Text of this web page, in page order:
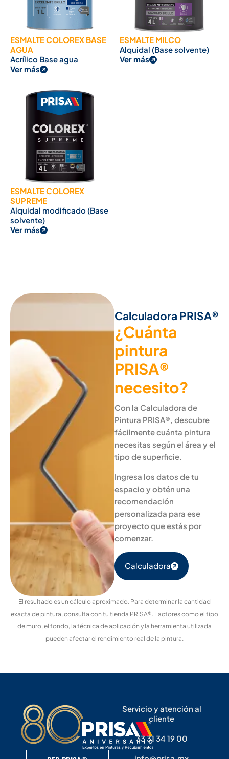
ESMALTE COLOREX BASE
AGUA
Acrílico Base agua
Ver más
ESMALTE MILCO
Alquidal (Base solvente)
Ver más
ESMALTE COLOREX
SUPREME
Alquidal modificado (Base
solvente)
Ver más
Calculadora PRISA®
¿Cuánta
pintura
PRISA®
necesito?
Con la Calculadora de
Pintura PRISA®, descubre
fácilmente cuánta pintura
necesitas según el área y el
tipo de superficie.
Ingresa los datos de tu
espacio y obtén una
recomendación
personalizada para ese
proyecto que estás por
comenzar.
Calculadora
El resultado es un cálculo aproximado. Para determinar la cantidad
exacta de pintura, consulta con tu tienda PRISA®. Factores como el tipo
de muro, el fondo, la técnica de aplicación y la herramienta utilizada
pueden afectar el rendimiento real de la pintura.
Servicio y atención al
cliente
33 31 34 19 00